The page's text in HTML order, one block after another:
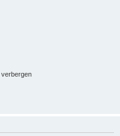
verbergen